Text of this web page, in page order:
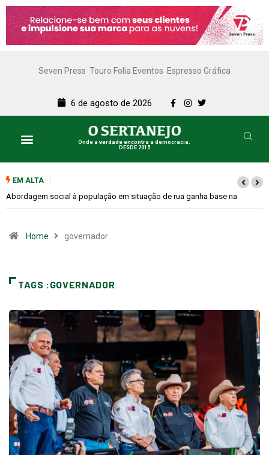
Seven Press Touro Folia Eventos Espresso Gráfica
6 de agosto de 2026
Onde a verdade encontra a democracia.
DESDE 2015
EM ALTA Cemitérios terão horário especial e missas no Dia dos Pais